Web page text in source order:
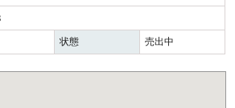
状態 売出中